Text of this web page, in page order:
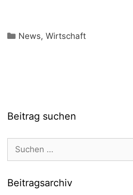
Kategorien
News,Wirtschaft
Beitrag suchen
nach:
Beitragsarchiv